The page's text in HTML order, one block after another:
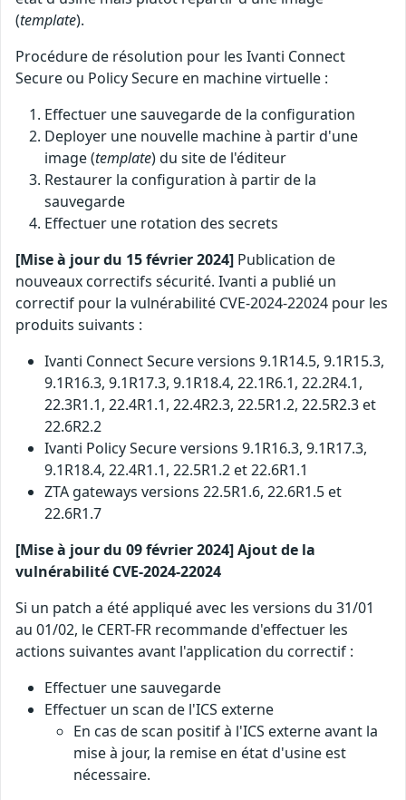
(template).
Procédure de résolution pour les Ivanti Connect
Secure ou Policy Secure en machine virtuelle :
Effectuer une sauvegarde de la configuration
Deployer une nouvelle machine à partir d'une
image (template) du site de l'éditeur
Restaurer la configuration à partir de la
sauvegarde
Effectuer une rotation des secrets
[Mise à jour du 15 février 2024] Publication de
nouveaux correctifs sécurité. Ivanti a publié un
correctif pour la vulnérabilité CVE-2024-22024 pour les
produits suivants :
Ivanti Connect Secure versions 9.1R14.5, 9.1R15.3,
9.1R16.3, 9.1R17.3, 9.1R18.4, 22.1R6.1, 22.2R4.1,
22.3R1.1, 22.4R1.1, 22.4R2.3, 22.5R1.2, 22.5R2.3 et
22.6R2.2
Ivanti Policy Secure versions 9.1R16.3, 9.1R17.3,
9.1R18.4, 22.4R1.1, 22.5R1.2 et 22.6R1.1
ZTA gateways versions 22.5R1.6, 22.6R1.5 et
22.6R1.7
[Mise à jour du 09 février 2024] Ajout de la
vulnérabilité CVE-2024-22024
Si un patch a été appliqué avec les versions du 31/01
au 01/02, le CERT-FR recommande d'effectuer les
actions suivantes avant l'application du correctif :
Effectuer une sauvegarde
Effectuer un scan de l'ICS externe
En cas de scan positif à l'ICS externe avant la
mise à jour, la remise en état d'usine est
nécessaire.